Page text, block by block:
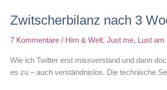
Zwitscherbilanz nach 3
7 Kommentare / Hirn & Welt, Just me, Lust am
Wie ich Twitter erst missverstand und dann
es zu – auch verständnislos. Die technische